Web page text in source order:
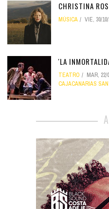
CHRISTINA
MÚSICA VIE, 30/
'LA
TEATRO MAR, 22/
CAJACANARIAS